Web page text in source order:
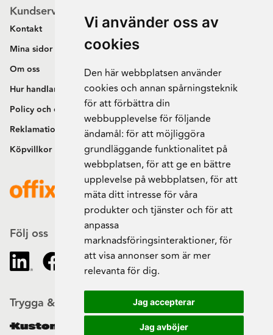
Vi använder oss av
cookies
Den här webbplatsen använder
cookies och annan spårningsteknik
för att förbättra din
webbupplevelse för följande
ändamål: för att möjliggöra
grundläggande funktionalitet på
webbplatsen,för att ge en bättre
upplevelse på webbplatsen,för att
mäta ditt intresse för våra
produkter och tjänster och för att
anpassa
marknadsföringsinteraktioner,för
att visa annonser som är mer
relevanta för dig.
Jag accepterar
Jag avböjer
Kundservice
Kontakt
Mina sidor
Om oss
Hur handlar jag?
Policy och cookies
Reklamation och retur
Köpvillkor
Följ oss
Trygga & säkra beställningar